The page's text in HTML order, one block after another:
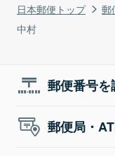
日本郵便トップ 郵
中村
郵便番号を
郵便局・